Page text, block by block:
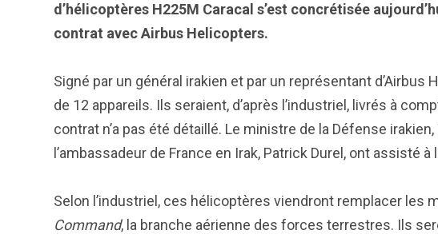
d’hélicoptères H225M Caracal s’est concrétisée
contrat avec Airbus Helicopters.
Signé par un général irakien et par un représentant
de 12 appareils. Ils seraient, d’après l’industriel, livrés à
contrat n’a pas été détaillé. Le ministre de la Défense
l’ambassadeur de France en Irak, Patrick Durel, ont assisté à
Selon l’industriel, ces hélicoptères viendront remplacer les
Command, la branche aérienne des forces terrestres. Ils